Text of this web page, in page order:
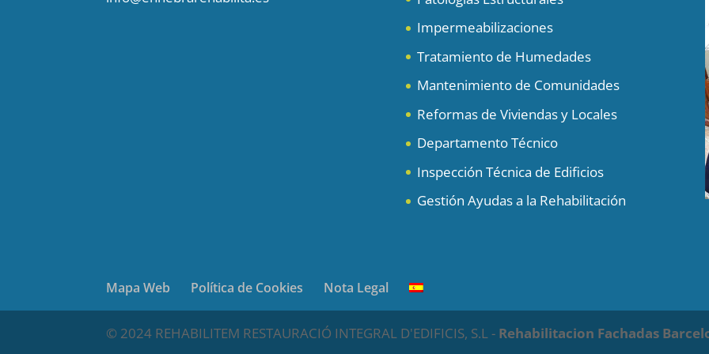
Impermeabilizaciones
Tratamiento de Humedades
Mantenimiento de Comunidades
Reformas de Viviendas y Locales
Departamento Técnico
Inspección Técnica de Edificios
Gestión Ayudas a la Rehabilitación
Mapa Web Política de Cookies Nota Legal
© 2024 REHABILITEM RESTAURACIÓ INTEGRAL D'EDIFICIS, S.L - Rehabilitacion Fachadas